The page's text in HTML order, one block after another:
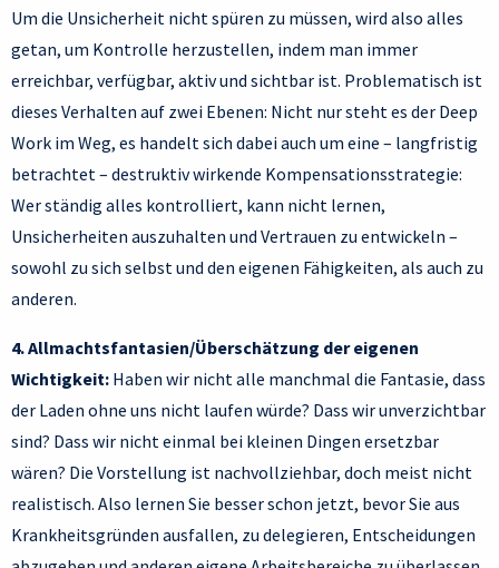
Um die Unsicherheit nicht spüren zu müssen, wird also alles
getan, um Kontrolle herzustellen, indem man immer
erreichbar, verfügbar, aktiv und sichtbar ist. Problematisch ist
dieses Verhalten auf zwei Ebenen: Nicht nur steht es der Deep
Work im Weg, es handelt sich dabei auch um eine – langfristig
betrachtet – destruktiv wirkende Kompensationsstrategie:
Wer ständig alles kontrolliert, kann nicht lernen,
Unsicherheiten auszuhalten und Vertrauen zu entwickeln –
sowohl zu sich selbst und den eigenen Fähigkeiten, als auch zu
anderen.
4. Allmachtsfantasien/Überschätzung der eigenen
Wichtigkeit: Haben wir nicht alle manchmal die Fantasie, dass
der Laden ohne uns nicht laufen würde? Dass wir unverzichtbar
sind? Dass wir nicht einmal bei kleinen Dingen ersetzbar
wären? Die Vorstellung ist nachvollziehbar, doch meist nicht
realistisch. Also lernen Sie besser schon jetzt, bevor Sie aus
Krankheitsgründen ausfallen, zu delegieren, Entscheidungen